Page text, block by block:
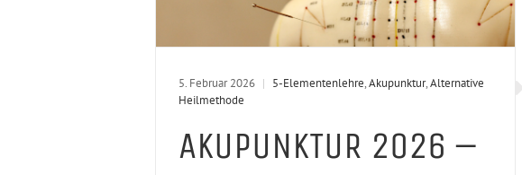
5. Februar 2026 | 5-Elementenlehre,Akupunktur,Alternative
Heilmethode
AKUPUNKTUR 2026 –